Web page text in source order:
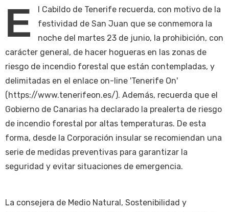
E
l Cabildo de Tenerife recuerda, con motivo de la
festividad de San Juan que se conmemora la
noche del martes 23 de junio, la prohibición, con
carácter general, de hacer hogueras en las zonas de
riesgo de incendio forestal que están contempladas, y
delimitadas en el enlace on-line 'Tenerife On'
(https://www.tenerifeon.es/). Además, recuerda que el
Gobierno de Canarias ha declarado la prealerta de riesgo
de incendio forestal por altas temperaturas. De esta
forma, desde la Corporación insular se recomiendan una
serie de medidas preventivas para garantizar la
seguridad y evitar situaciones de emergencia.
La consejera de Medio Natural, Sostenibilidad y